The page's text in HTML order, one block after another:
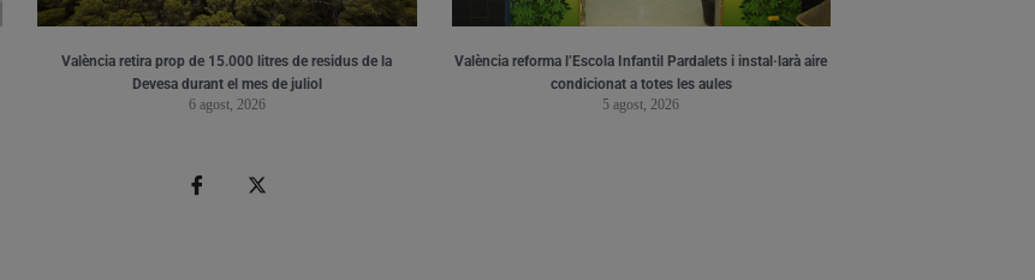
València retira prop de 15.000 litres de residus de la
Devesa durant el mes de juliol
6 agost, 2026
València reforma l’Escola Infantil Pardalets i instal·larà aire
condicionat a totes les aules
5 agost, 2026